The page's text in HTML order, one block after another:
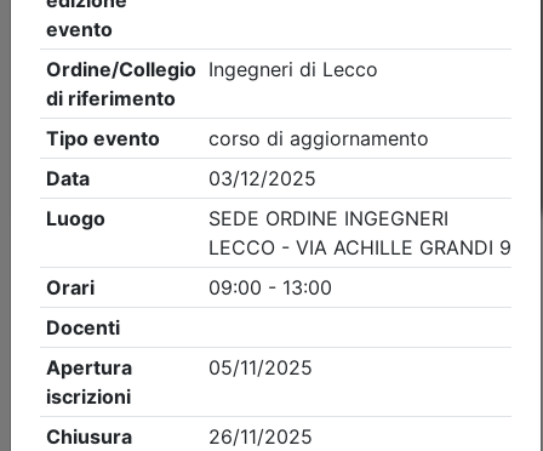
- Tipo Ordine/collegio:Ingegneri- Ordine:
Lecco
- Eventi in programma dal
Dettagli evento
Gratuito